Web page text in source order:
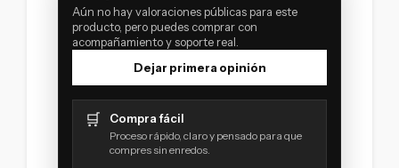
Aún no hay valoraciones públicas para este
producto, pero puedes comprar con
acompañamiento y soporte real.
Dejar primera opinión
🛒 Compra fácil
Proceso rápido, claro y pensado para que
compres sin enredos.